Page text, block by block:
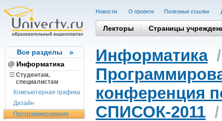
Все разделы
Информатика
Студентам,
cпециалистам
Компьютерная графика
Дизайн
Программирование
Новости О проекте Полезные cсылки
Лекторы Страницы
Информатика
конференция
СПИСОК-2011